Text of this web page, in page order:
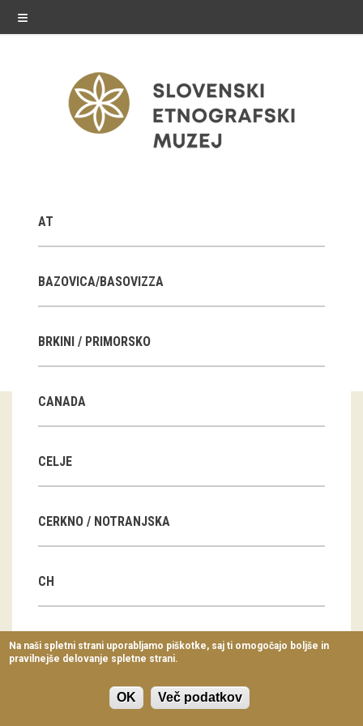
≡
Stalne razstave
Občasne razstave
E-razstave
Arhiv razstav
dogodki
Predavanja
Delavnice
Vodeni ogledi
AT
BAZOVICA/BASOVIZZA
BRKINI / PRIMORSKO
CANADA
CELJE
CERKNO / NOTRANJSKA
CH
CN
Na naši spletni strani uporabljamo piškotke, saj ti omogočajo boljše in
pravilnejše delovanje spletne strani.
OK Več podatkov